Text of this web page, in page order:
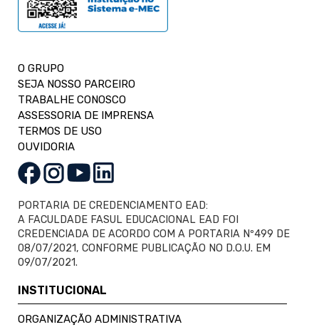
O GRUPO
SEJA NOSSO PARCEIRO
TRABALHE CONOSCO
ASSESSORIA DE IMPRENSA
TERMOS DE USO
OUVIDORIA
PORTARIA DE CREDENCIAMENTO EAD:
A FACULDADE FASUL EDUCACIONAL EAD FOI
CREDENCIADA DE ACORDO COM A PORTARIA Nº499 DE
08/07/2021, CONFORME PUBLICAÇÃO NO D.O.U. EM
09/07/2021.
INSTITUCIONAL
ORGANIZAÇÃO ADMINISTRATIVA